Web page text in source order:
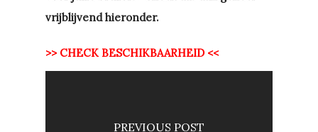
vrijblijvend hieronder.
>> CHECK BESCHIKBAARHEID <<
PREVIOUS POST